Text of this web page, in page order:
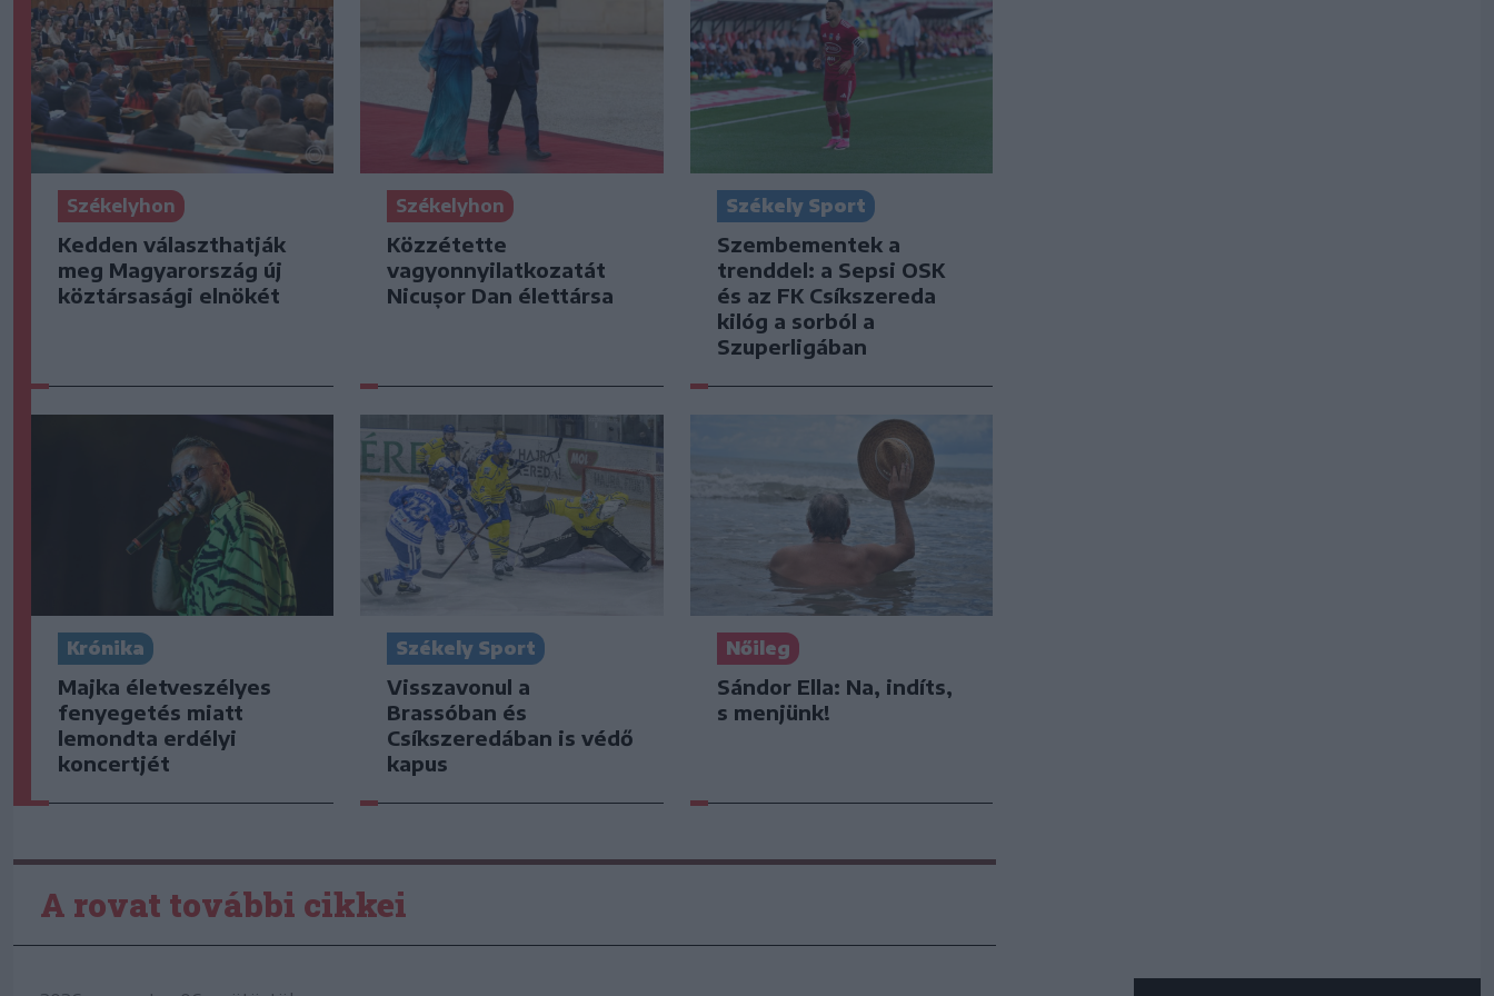
Székelyhon
Kedden választhatják
meg Magyarország új
köztársasági elnökét
Székelyhon
Közzétette
vagyonnyilatkozatát
Nicușor Dan élettársa
Székely Sport
Szembementek a
trenddel: a Sepsi OSK
és az FK Csíkszereda
kilóg a sorból a
Szuperligában
Krónika
Majka életveszélyes
fenyegetés miatt
lemondta erdélyi
koncertjét
Székely Sport
Visszavonul a
Brassóban és
Csíkszeredában is védő
kapus
Nőileg
Sándor Ella: Na, indíts,
s menjünk!
A rovat további cikkei